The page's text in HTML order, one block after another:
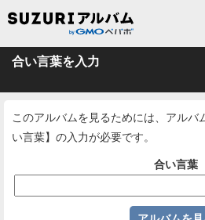
合い言葉を入力
このアルバムを見るためには、アルバ
い言葉】の入力が必要です。
合い言葉